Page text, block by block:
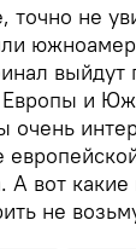
не
выйдут
Европы и
вот
не